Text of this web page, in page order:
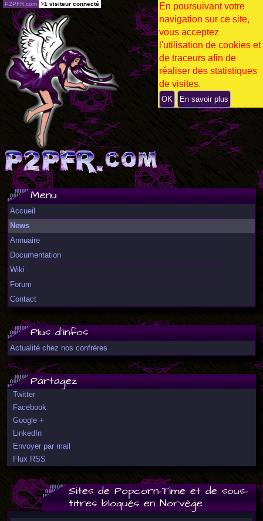
Menu
Accueil
News
Annuaire
Documentation
Wiki
Forum
Contact
Plus d'infos
Actualité chez nos confrères
Partagez
Twitter
Facebook
Google +
LinkedIn
Envoyer par mail
Flux RSS
Sites de Popcorn-Time et de sous-
titres bloqués en Norvège
P2PFR.com >1 visiteur connecté
En poursuivant votre
navigation sur ce site,
vous acceptez
l'utilisation de cookies et
de traceurs afin de
réaliser des statistiques
de visites.
OK En savoir plus